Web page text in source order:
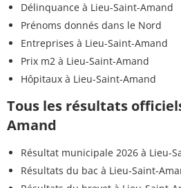
Délinquance à Lieu-Saint-Amand
Prénoms donnés dans le Nord
Entreprises à Lieu-Saint-Amand
Prix m2 à Lieu-Saint-Amand
Hôpitaux à Lieu-Saint-Amand
Tous les résultats
Amand
Résultat municipale 2026 à Lieu-
Résultats du bac à Lieu-Saint-